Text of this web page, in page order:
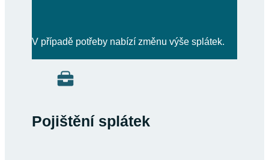
V případě potřeby nabízí změnu výše splátek.
Pojištění splátek